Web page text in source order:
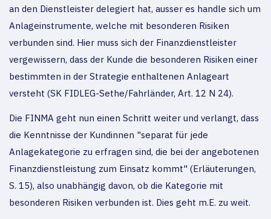
an den Dienstleister delegiert hat, ausser es handle sich um
Anlageinstrumente, welche mit besonderen Risiken
verbunden sind. Hier muss sich der Finanzdienstleister
vergewissern, dass der Kunde die besonderen Risiken einer
bestimmten in der Strategie enthaltenen Anlageart
versteht (SK FIDLEG-Sethe/Fahrländer, Art. 12 N 24).
Die FINMA geht nun einen Schritt weiter und verlangt, dass
die Kenntnisse der Kundinnen "separat für jede
Anlagekategorie zu erfragen sind, die bei der angebotenen
Finanzdienstleistung zum Einsatz kommt" (Erläuterungen,
S. 15), also unabhängig davon, ob die Kategorie mit
besonderen Risiken verbunden ist. Dies geht m.E. zu weit.